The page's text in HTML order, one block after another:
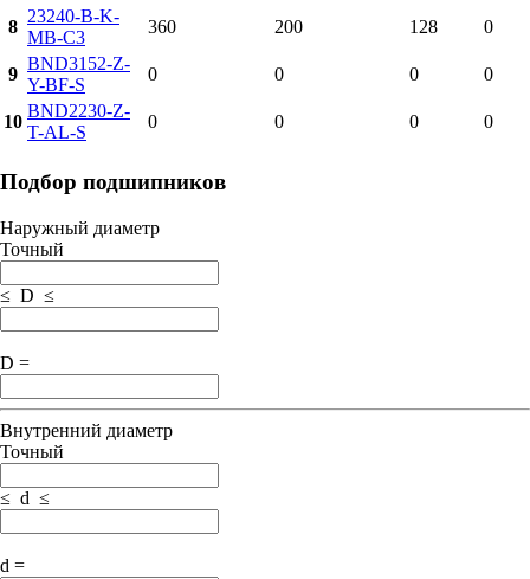
8
23240-B-K-
MB-C3
360 200 128 0
9
BND3152-Z-
Y-BF-S
0 0 0 0
10
BND2230-Z-
T-AL-S
0 0 0 0
Подбор подшипников
Наружный диаметр
Точный
≤ D ≤
D =
Внутренний диаметр
Точный
≤ d ≤
d =